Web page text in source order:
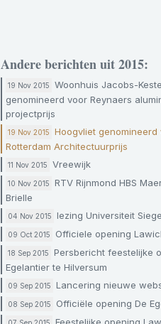
Andere berichten uit 2015:
19 Nov 2015
Woonhuis Jacobs-
genomineerd voor Reynaers
projectprijs
19 Nov 2015
Hoogvliet genomineerd
Rotterdam Architectuurprijs
11 Nov 2015 Vreewijk
10 Nov 2015
RTV Rijnmond HBS
Brielle
04 Nov 2015 lezing Universiteit
09 Oct 2015 Officiele opening
18 Sep 2015
Persbericht feestelijke
Egelantier te Hilversum
09 Sep 2015 Lancering nieuwe
08 Sep 2015 Officiële opening De